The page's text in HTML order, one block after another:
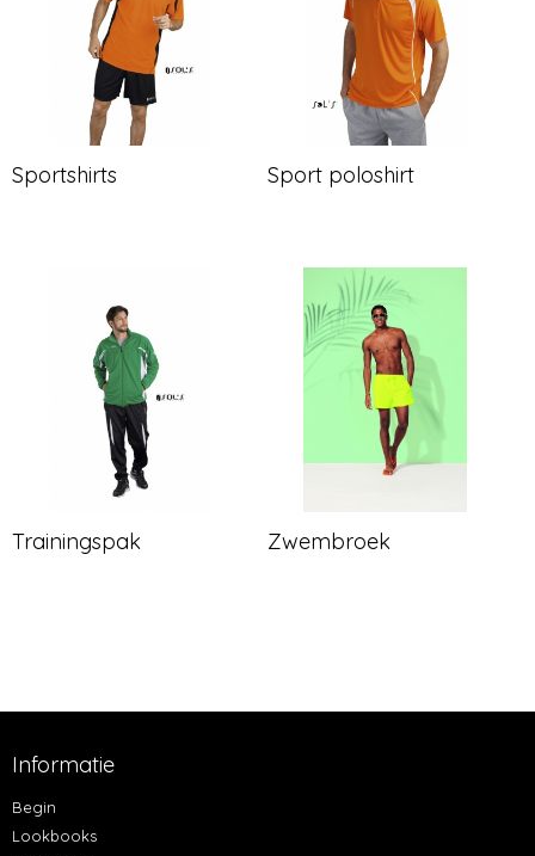
Sportshirts Sport poloshirt
Trainingspak Zwembroek
Informatie
Begin
Lookbooks